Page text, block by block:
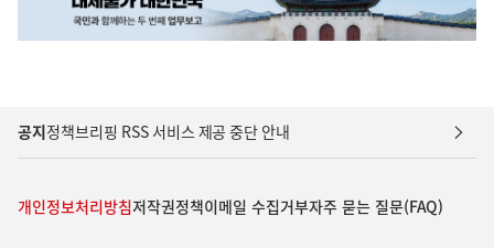
공지정책브리핑 RSS 서비스 제공 중단 안내
개인정보처리방침저작권정책이메일 수집거부자주 묻는 질문(FAQ)